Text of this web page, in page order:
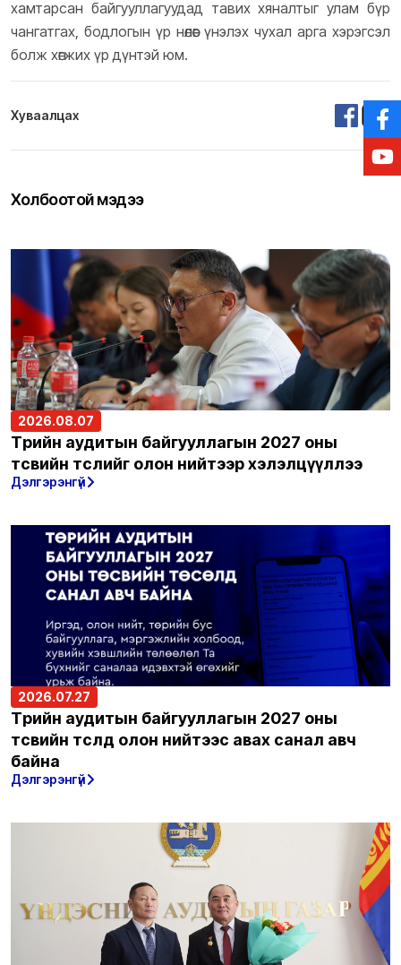
хамтарсан байгууллагуудад тавих хяналтыг улам бүр
чангатгах, бодлогын үр нөлөөг үнэлэх чухал арга хэрэгсэл
болж хөгжих үр дүнтэй юм.
Хуваалцах
Холбоотой мэдээ
2026.08.07
Төрийн аудитын байгууллагын 2027 оны
төсвийн төслийг олон нийтээр хэлэлцүүллээ
Дэлгэрэнгүй
2026.07.27
Төрийн аудитын байгууллагын 2027 оны
төсвийн төсөлд олон нийтээс авах санал авч
байна
Дэлгэрэнгүй